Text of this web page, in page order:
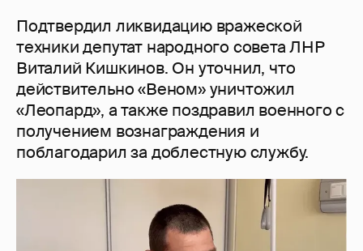
Подтвердил ликвидацию вражеской
техники депутат народного совета ЛНР
Виталий Кишкинов. Он уточнил, что
действительно «Веном» уничтожил
«Леопард», а также поздравил военного с
получением вознаграждения и
поблагодарил за доблестную службу.